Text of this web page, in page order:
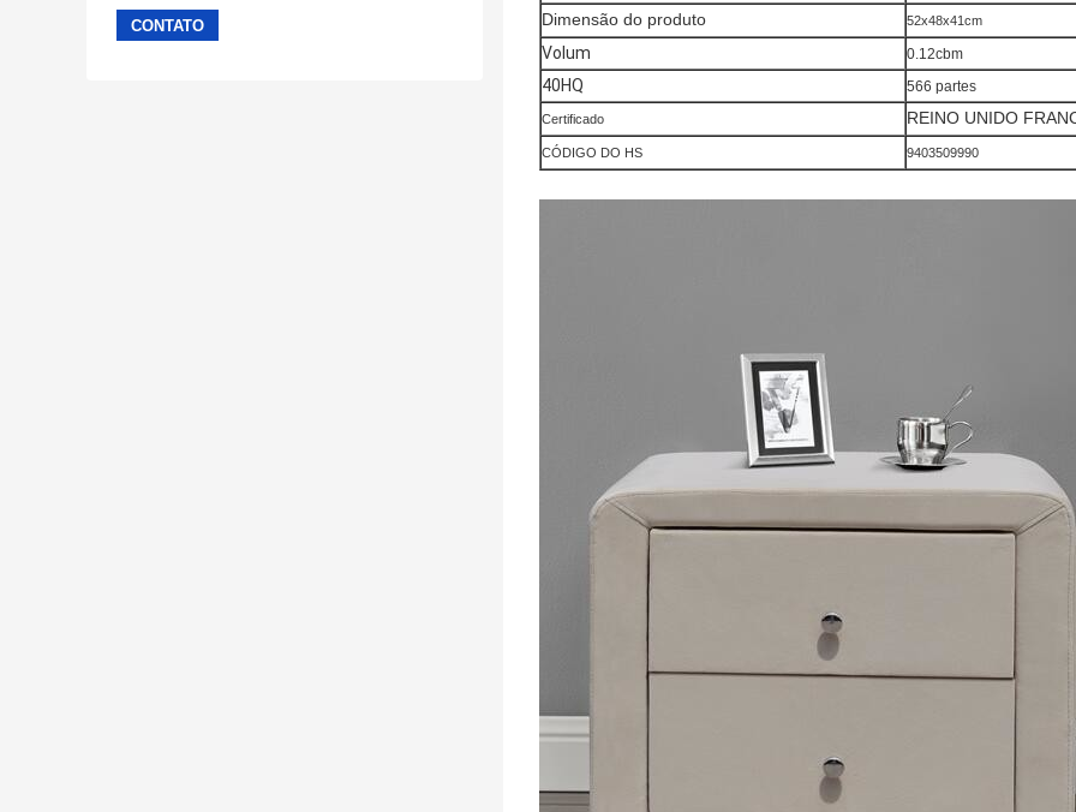
Deixe um recado
Dimensão do produto 52x48x41cm
Volum 0.12cbm
40HQ 566 partes
Certificado REINO UNIDO
CÓDIGO DO HS 9403509990